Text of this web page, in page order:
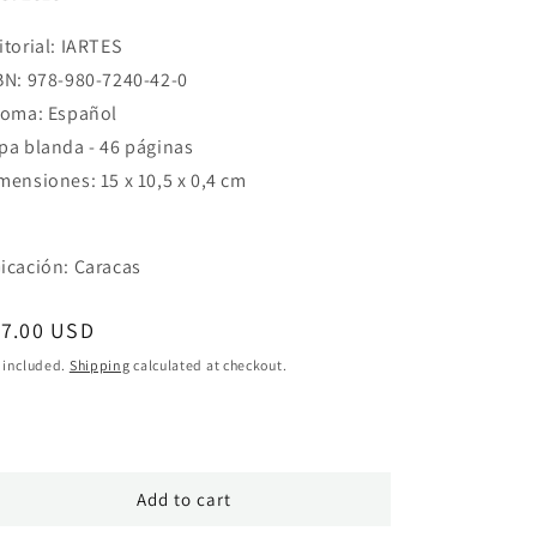
IARTES
978-980-7240-42-0
Español
blanda - 46 páginas
15 x 10,5 x 0,4 cm
Caracas
USD
included. Shipping calculated at checkout.
Add to cart